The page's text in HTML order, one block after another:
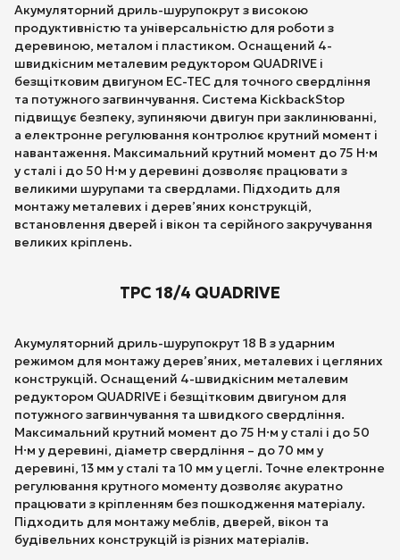
Акумуляторний дриль-шурупокрут з високою
продуктивністю та універсальністю для роботи з
деревиною, металом і пластиком. Оснащений 4-
швидкісним металевим редуктором QUADRIVE і
безщітковим двигуном EC-TEC для точного свердління
та потужного загвинчування. Система KickbackStop
підвищує безпеку, зупиняючи двигун при заклинюванні,
а електронне регулювання контролює крутний момент і
навантаження. Максимальний крутний момент до 75 Н·м
у сталі і до 50 Н·м у деревині дозволяє працювати з
великими шурупами та свердлами. Підходить для
монтажу металевих і дерев’яних конструкцій,
встановлення дверей і вікон та серійного закручування
великих кріплень.
TPC 18/4 QUADRIVE
Акумуляторний дриль-шурупокрут 18 В з ударним
режимом для монтажу дерев’яних, металевих і цегляних
конструкцій. Оснащений 4-швидкісним металевим
редуктором QUADRIVE і безщітковим двигуном для
потужного загвинчування та швидкого свердління.
Максимальний крутний момент до 75 Н·м у сталі і до 50
Н·м у деревині, діаметр свердління – до 70 мм у
деревині, 13 мм у сталі та 10 мм у цеглі. Точне електронне
регулювання крутного моменту дозволяє акуратно
працювати з кріпленням без пошкодження матеріалу.
Підходить для монтажу меблів, дверей, вікон та
будівельних конструкцій із різних матеріалів.